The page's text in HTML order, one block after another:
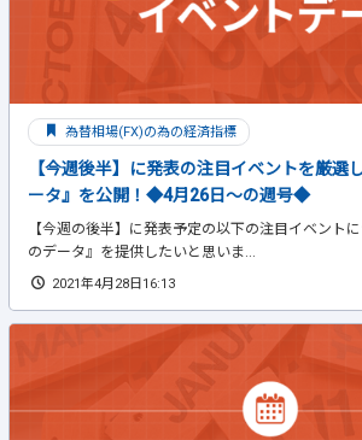
為替相場(FX)の為の経済指標
【今週後半】に発表の注目イベントを厳選
ータ』を公開！◆4月26日～の週号◆
【今週の後半】に発表予定の以下の注目イベント
のデータ』を提供したいと思いま...
2021年4月28日16:13